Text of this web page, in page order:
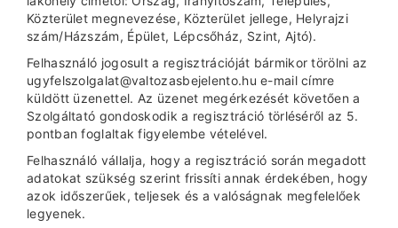
Közterület megnevezése, Közterület jellege, Helyrajzi
szám/Házszám, Épület, Lépcsőház, Szint, Ajtó).
Felhasználó jogosult a regisztrációját bármikor törölni az
ugyfelszolgalat@valtozasbejelento.hu e-mail címre
küldött üzenettel. Az üzenet megérkezését követően a
Szolgáltató gondoskodik a regisztráció törléséről az 5.
pontban foglaltak figyelembe vételével.
Felhasználó vállalja, hogy a regisztráció során megadott
adatokat szükség szerint frissíti annak érdekében, hogy
azok időszerűek, teljesek és a valóságnak megfelelőek
legyenek.